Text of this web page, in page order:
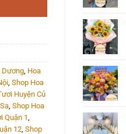
Dương, Hoa
, Shop Hoa
Huyện Củ
, Shop Hoa
Quận 1
12, Shop